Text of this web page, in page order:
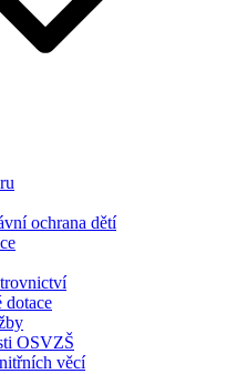
ochrana dětí
dotace
OSVZŠ
věcí